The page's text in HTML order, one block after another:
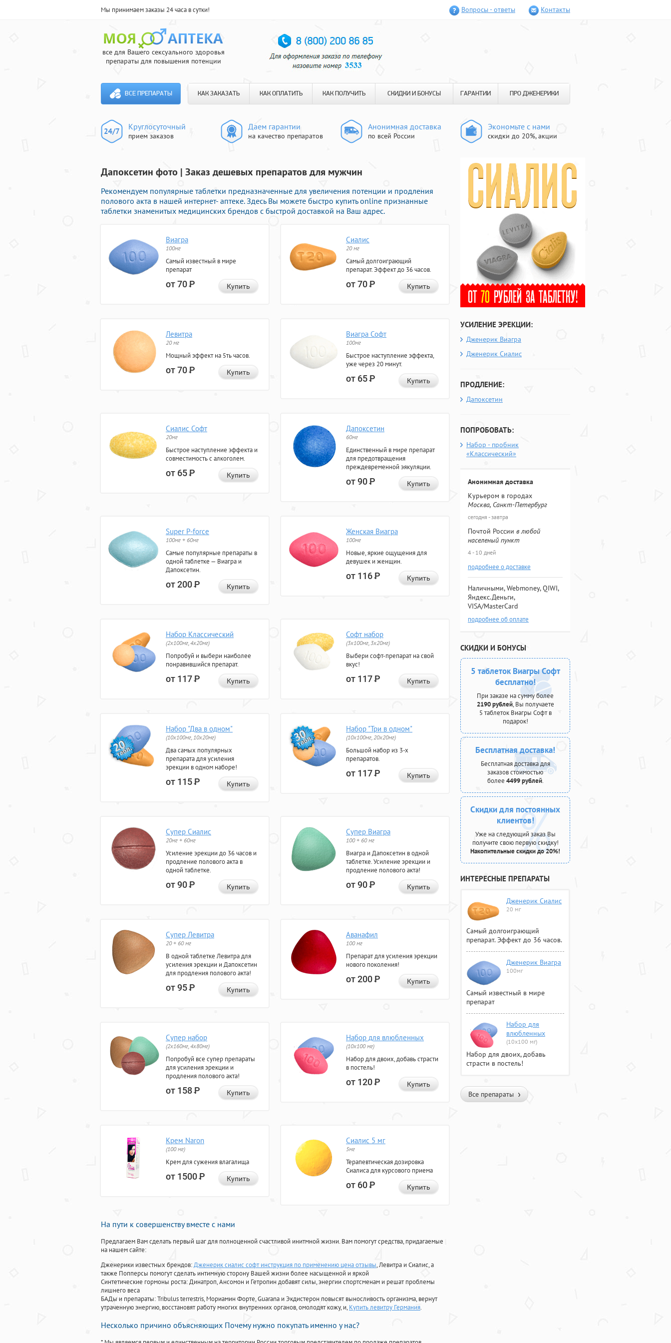
Мы принимаем заказы 24 часа в сутки! Вопросы - ответы Контакты
все для Вашего сексуального здоровья
препараты для повышения потенции
ВСЕ ПРЕПАРАТЫ КАК ЗАКАЗАТЬ КАК ОПЛАТИТЬ КАК ПОЛУЧИТЬ СКИДКИ И БОНУСЫ ГАРАНТИИ ПРО ДЖЕНЕРИКИ
Круглосуточный
прием заказов
Даем гарантии
на качество препаратов
Анонимная доставка
по всей России
Экономьте с нами
скидки до 20%, акции
Дапоксетин фото | Заказ дешевых препаратов для мужчин
Рекомендуем популярные таблетки предназначенные для увеличения потенции и продления
полового акта в нашей интернет- аптеке. Здесь Вы можете быстро купить online признанные
таблетки знаменитых медицинских брендов с быстрой доставкой на Ваш адрес.
Виагра
100мг
Самый известный в мире
препарат
от 70Р Купить
Сиалис
20 мг
Самый долгоиграющий
препарат. Эффект до 36 часов.
от 70Р Купить
Левитра
20 мг
Мощный эффект на 5ть часов.
от 70Р Купить
Виагра Софт
100мг
Быстрое наступление эффекта,
уже через 20 минут.
от 65Р Купить
Сиалис Софт
20мг
Быстрое наступление эффекта и
совместимость с алкоголем.
от 65Р Купить
Дапоксетин
60мг
Единственный в мире препарат
для предотвращения
преждевременной эякуляции.
от 90Р Купить
Super P-force
100мг + 60мг
Самые популярные препараты в
одной таблетке — Виагра и
Дапоксетин.
от 200Р Купить
Женская Виагра
100мг
Новые, яркие ощущения для
девушек и женщин.
от 116Р Купить
Набор Классический
(2x100мг, 4x20мг)
Попробуй и выбери наиболее
понравившийся препарат.
от 117Р Купить
Софт набор
(3x100мг, 3x20мг)
Выбери софт-препарат на свой
вкус!
от 117Р Купить
Набор "Два в одном"
(10x100мг, 10x20мг)
Два самых популярных
препарата для усиления
эрекции в одном наборе!
от 115Р Купить
Набор "Три в одном"
(10x100мг, 20x20мг)
Большой набор из 3-х
препаратов.
от 117Р Купить
Супер Сиалис
20мг + 60мг
Усиление эрекции до 36 часов и
продление полового акта в
одной таблетке.
от 90Р Купить
Супер Виагра
100 + 60 мг
Виагра и Дапоксетин в одной
таблетке. Усиление эрекции и
продление полового акта!
от 90Р Купить
Супер Левитра
20 + 60 мг
В одной таблетке Левитра для
усиления эрекции и Дапоксетин
для продления полового акта!
от 95Р Купить
Аванафил
100 мг
Препарат для усиления эрекции
нового поколения!
от 200Р Купить
Супер набор
(2х160мг, 4х80мг)
Попробуй все супер препараты
для усиления эрекции и
продления полового акта!
от 158Р Купить
Набор для влюбленных
(10х100 мг)
Набор для двоих, добавь страсти
в постель!
от 120Р Купить
Крем Naron
(100 мг)
Крем для сужения влагалища
от 1500Р Купить
Сиалис 5 мг
5мг
Терапевтическая дозировка
Сиалиса для курсового приема
от 60Р Купить
На пути к совершенству вместе с нами
Предлагаем Вам сделать первый шаг для полноценной счастливой инитмной жизни. Вам помогут средства, придагаемые
на нашем сайте:
Дженерики известных брендов:Дженерик сиалис софт инструкция по применению цена отзывы, Левитра и Сиалис, а
также Попперсы помогут сделать интимную сторону Вашей жизни более насыщенной и яркой
Синтетические гормоны роста: Динатроп, Ансомон и Гетропин добавят силы, энергии спортсменам и решат проблемы
лишнего веса
БАДы и препараты:Tribulus terrestris, Мориамин Форте, Guarana и Экдистерон повысят выносливость организма, вернут
утраченную энергию, восстановят работу многих внутренних органов, омолодят кожу, и, Купить левитру Германия.
Несколько причино объясняющих Почему нужно покупать именно у нас?
УСИЛЕНИЕ ЭРЕКЦИИ:
Дженерик Виагра
Дженерик Сиалис
ПРОДЛЕНИЕ:
Дапоксетин
ПОПРОБОВАТЬ:
Набор - пробник
«Классический»
Анонимная доставка
Курьером в городах
Москва, Санкт-Петербург
сегодня - завтра
Почтой России в любой
населеный пункт
4 - 10 дней
подробнее о доставке
Наличными, Webmoney, QIWI,
Яндекс.Деньги,
VISA/MasterCard
подробнее об оплате
СКИДКИ И БОНУСЫ
5 таблеток Виагры Софт
бесплатно!
При заказе на сумму более
2190 рублей, Вы получаете
5 таблеток Виагры Софт в
подарок!
Бесплатная доставка!
Бесплатная доставка для
заказов стоимостью
более 4499 рублей.
Скидки для постоянных
клиентов!
Уже на следующий заказ Вы
получите свою первую скидку!
Накопительные скидки до 20%!
ИНТЕРЕСНЫЕ ПРЕПАРАТЫ
Дженерик Сиалис
20 мг
Самый долгоиграющий
препарат. Эффект до 36 часов.
Дженерик Виагра
100мг
Самый известный в мире
препарат
Набор для
влюбленных
(10х100 мг)
Набор для двоих, добавь
страсти в постель!
Все препараты